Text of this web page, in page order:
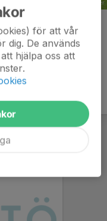
för att vår
dig. De används
hjälpa oss att